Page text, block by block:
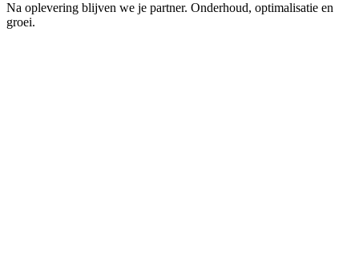
Na oplevering blijven we je partner. Onderhoud, optimalisatie en
groei.